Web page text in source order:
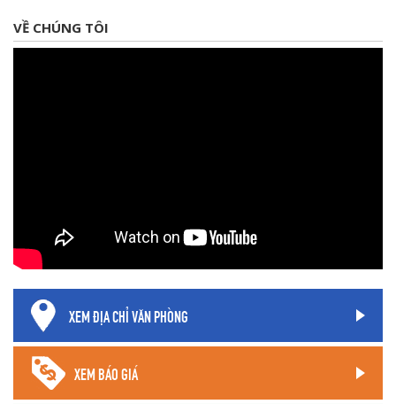
VỀ CHÚNG TÔI
XEM ĐỊA CHỈ VĂN PHÒNG
XEM BÁO GIÁ